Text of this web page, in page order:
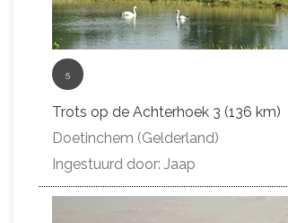
5
Trots op de Achterhoek 3 (136 km)
Doetinchem (Gelderland)
Ingestuurd door: Jaap